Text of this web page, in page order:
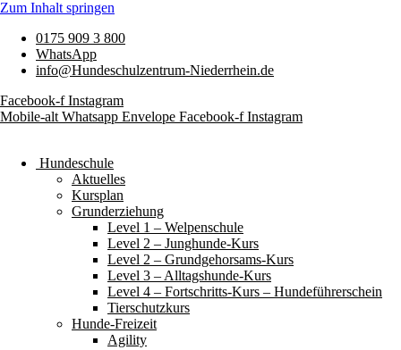
Zum Inhalt springen
0175 909 3 800
WhatsApp
info@Hundeschulzentrum-Niederrhein.de
Facebook-f Instagram
Mobile-alt Whatsapp Envelope Facebook-f Instagram
Hundeschule
Aktuelles
Kursplan
Grunderziehung
Level 1 – Welpenschule
Level 2 – Junghunde-Kurs
Level 2 – Grundgehorsams-Kurs
Level 3 – Alltagshunde-Kurs
Level 4 – Fortschritts-Kurs – Hundeführerschein
Tierschutzkurs
Hunde-Freizeit
Agility